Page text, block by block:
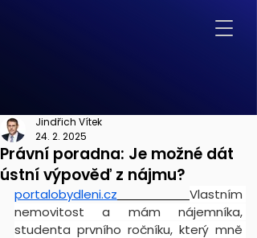
Právní poradna: Je možné dát
ústní výpověď z nájmu?
Jindřich Vítek
24. 2. 2025
portalobydleni.cz
Vlastním
nemovitost a mám nájemníka,